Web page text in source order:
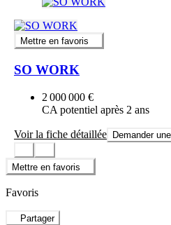
Mettre en favoris
SO WORK
2 000 000 €
CA potentiel après 2 ans
Voir la fiche détaillée Demander
Mettre en favoris
Favoris
Partager